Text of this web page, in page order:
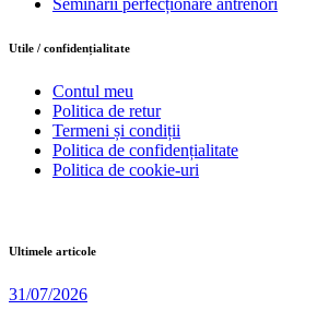
Seminarii perfecționare antrenori
Utile / confidențialitate
Contul meu
Politica de retur
Termeni și condiții
Politica de confidențialitate
Politica de cookie-uri
Ultimele articole
31/07/2026